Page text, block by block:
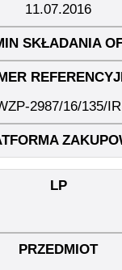
11.07.2016
2987/16/135/IR